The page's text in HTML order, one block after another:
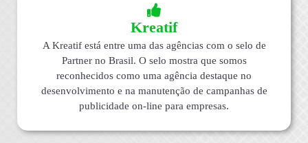
Kreatif
A Kreatif está entre uma das agências com o selo de
Partner no Brasil. O selo mostra que somos
reconhecidos como uma agência destaque no
desenvolvimento e na manutenção de campanhas de
publicidade on-line para empresas.